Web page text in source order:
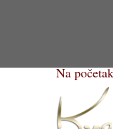
ISSN
Na početak